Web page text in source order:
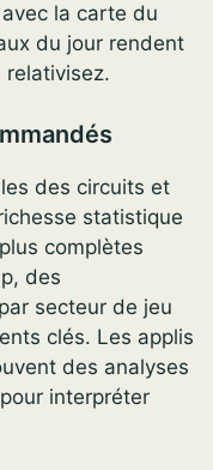
la carte du
du jour rendent
relativisez.
des circuits et
statistique
complètes
des
secteur de jeu
clés. Les applis
des analyses
interpréter